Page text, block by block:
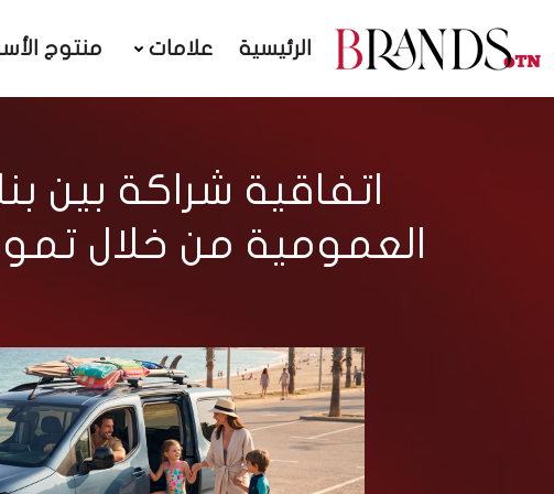
الرئيسية علامات منتوج
اتفاقية شراكة بين
العمومية من خلال